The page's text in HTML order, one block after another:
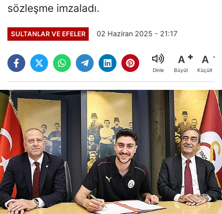
sözleşme imzaladı.
SULTANLAR VE EFELER 02 Haziran 2025 - 21:17
Dinle
A
Büyüt
A
Küçült